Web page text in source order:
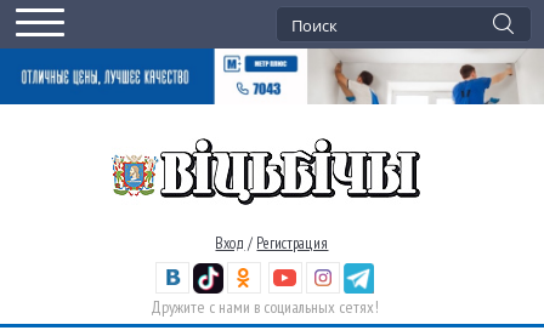
Вход / Регистрация
Дружите с нами в социальных сетях!